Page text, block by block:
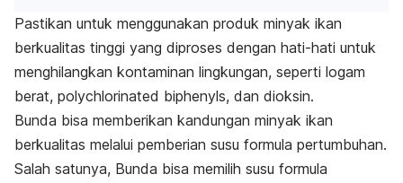
Pastikan untuk menggunakan produk minyak ikan
berkualitas tinggi yang diproses dengan hati-hati untuk
menghilangkan kontaminan lingkungan, seperti logam
berat, polychlorinated biphenyls, dan dioksin.
Bunda bisa memberikan kandungan minyak ikan
berkualitas melalui pemberian susu formula pertumbuhan.
Salah satunya, Bunda bisa memilih susu formula